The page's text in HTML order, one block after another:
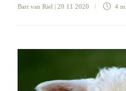
Bart van Riel | 20 11 2020 4